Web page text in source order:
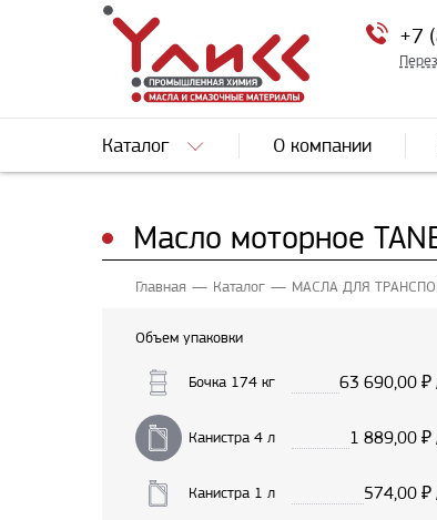
+7
Каталог О компании
Масло моторное
Главная Каталог МАСЛА ДЛЯ
Объем упаковки
Бочка 174 кг 63 690,00 ₽
Канистра 4 л 1 889,00 ₽
Канистра 1 л 574,00 ₽